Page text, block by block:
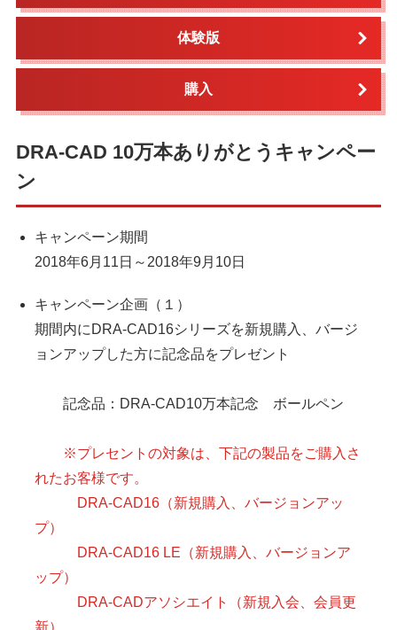
体験版
購入
DRA-CAD 10万本ありがとうキャンペー
ン
キャンペーン期間
2018年6月11日～2018年9月10日
キャンペーン企画（１）
期間内にDRA-CAD16シリーズを新規購入、バージ
ョンアップした方に記念品をプレゼント
記念品：DRA-CAD10万本記念 ボールペン
※プレセントの対象は、下記の製品をご購入さ
れたお客様です。
DRA-CAD16（新規購入、バージョンアッ
プ）
DRA-CAD16 LE（新規購入、バージョンア
ップ）
DRA-CADアソシエイト（新規入会、会員更